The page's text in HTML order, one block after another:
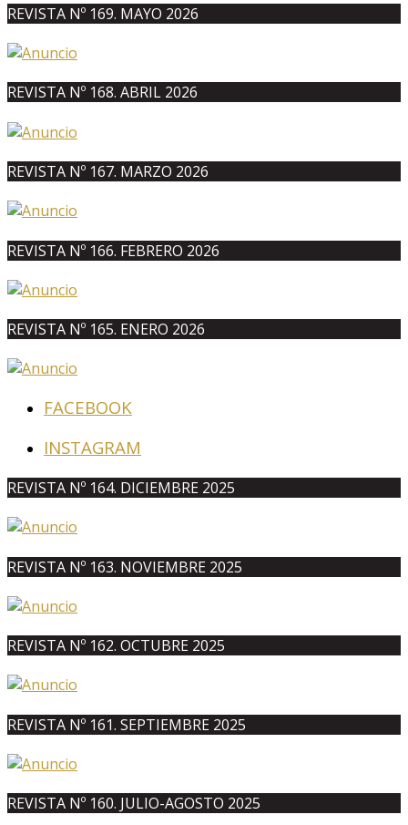
REVISTA Nº 169. MAYO 2026
REVISTA Nº 168. ABRIL 2026
REVISTA Nº 167. MARZO 2026
REVISTA Nº 166. FEBRERO 2026
REVISTA Nº 165. ENERO 2026
FACEBOOK
INSTAGRAM
REVISTA Nº 164. DICIEMBRE 2025
REVISTA Nº 163. NOVIEMBRE 2025
REVISTA Nº 162. OCTUBRE 2025
REVISTA Nº 161. SEPTIEMBRE 2025
REVISTA Nº 160. JULIO-AGOSTO 2025